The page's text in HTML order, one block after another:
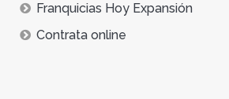
Franquicias Hoy Expansión
Contrata online